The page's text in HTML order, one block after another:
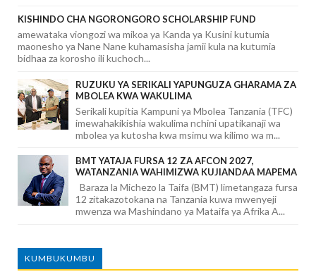
KISHINDO CHA NGORONGORO SCHOLARSHIP FUND
amewataka viongozi wa mikoa ya Kanda ya Kusini kutumia
maonesho ya Nane Nane kuhamasisha jamii kula na kutumia
bidhaa za korosho ili kuchoch...
RUZUKU YA SERIKALI YAPUNGUZA GHARAMA ZA
MBOLEA KWA WAKULIMA
Serikali kupitia Kampuni ya Mbolea Tanzania (TFC)
imewahakikishia wakulima nchini upatikanaji wa
mbolea ya kutosha kwa msimu wa kilimo wa m...
BMT YATAJA FURSA 12 ZA AFCON 2027,
WATANZANIA WAHIMIZWA KUJIANDAA MAPEMA
Baraza la Michezo la Taifa (BMT) limetangaza fursa
12 zitakazotokana na Tanzania kuwa mwenyeji
mwenza wa Mashindano ya Mataifa ya Afrika A...
KUMBUKUMBU